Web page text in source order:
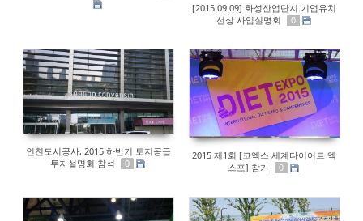
[2015.09.09] 화성산업단지 기업유치
선상 사업설명회
0
인천도시공사, 2015 하반기 토지공급
투자설명회 참석
0
2015 제1회 [코엑스 세계다이어트 엑
스포] 참가
0